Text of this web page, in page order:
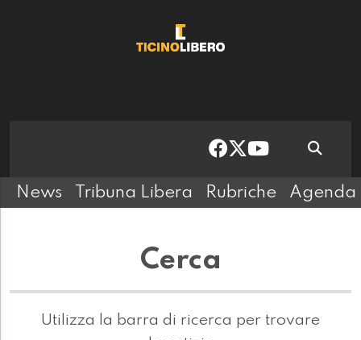
News Tribuna Libera Rubriche Agenda
Cerca
Utilizza la barra di ricerca per trovare